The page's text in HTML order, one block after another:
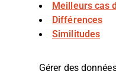
Meilleurs cas
Différences
Similitudes
Gérer des